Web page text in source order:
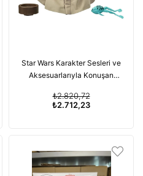
Star Wars Karakter Sesleri ve
Aksesuarlarıyla Konuşan
₺2.712,23
₺2.820,72